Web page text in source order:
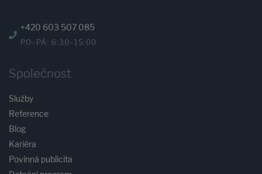
+420 603 507 085
PO–PÁ: 6:30–15:00
Společnost
Služby
Reference
Blog
Kariéra
Povinná publicita